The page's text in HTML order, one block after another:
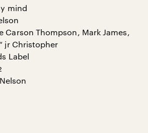
mind
Carson Thompson, Mark James,
jr Christopher
Label